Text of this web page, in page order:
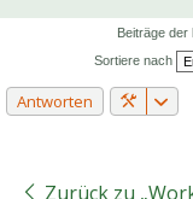
Beiträge der
Sortiere nach
Antworten
Zurück zu